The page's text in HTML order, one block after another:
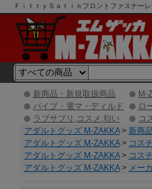
ＦｉｔｔｙＳａｔｉｎフロントファスナー
新商品・新規取扱商品 M-
バイブ・電マ・ディルド
ロ
ラブサプリ,コスメ,匂い
コ
アダルトグッズ M-ZAKKA> 新商
アダルトグッズ M-ZAKKA> コス
アダルトグッズ M-ZAKKA> コス
アダルトグッズ M-ZAKKA> メー